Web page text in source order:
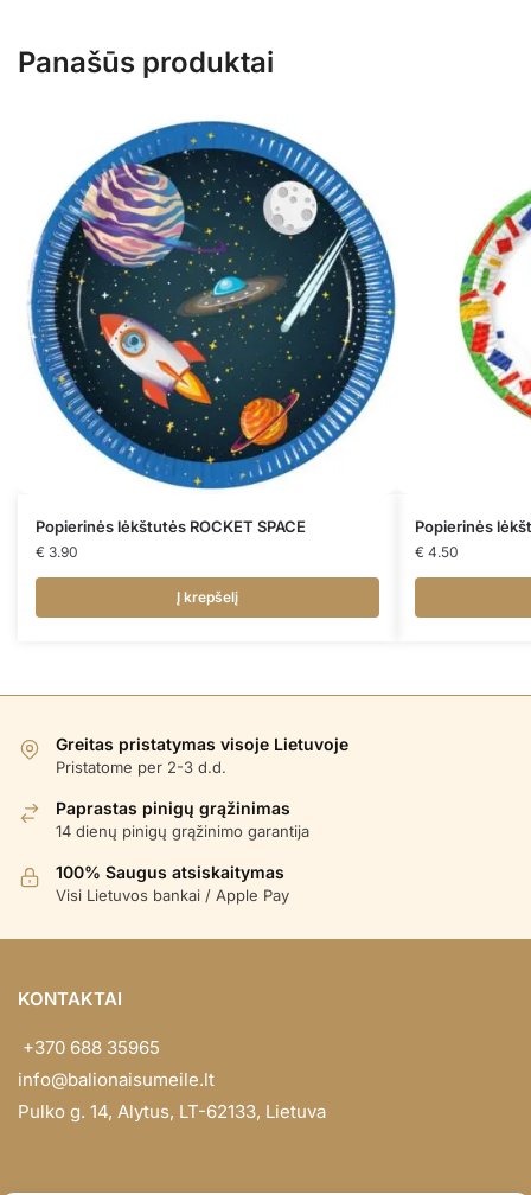
Panašūs produktai
Popierinės lėkštutės ROCKET SPACE
€ 3.90
Į krepšelį
Popierinės
€ 4.50
Greitas pristatymas visoje Lietuvoje
Pristatome per 2-3 d.d.
Paprastas pinigų grąžinimas
14 dienų pinigų grąžinimo garantija
100% Saugus atsiskaitymas
Visi Lietuvos bankai / Apple Pay
KONTAKTAI
+370 688 35965
info@balionaisumeile.lt
Pulko g. 14, Alytus, LT-62133, Lietuva